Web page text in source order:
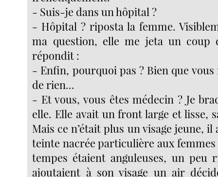
- Suis-je dans un hôpital ?
- Hôpital ? riposta la femme.
ma question, elle me jeta un coup
répondit :
- Enfin, pourquoi pas ? Bien que
de rien...
- Et vous, vous êtes médecin ? Je
elle. Elle avait un front large et lisse,
Mais ce n’était plus un visage jeune,
teinte nacrée particulière aux femmes
tempes étaient anguleuses, un peu
ajoutaient à son visage un air